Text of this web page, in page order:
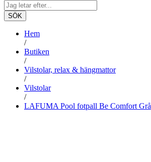
SÖK
Hem
/
Butiken
/
Vilstolar, relax & hängmattor
/
Vilstolar
/
LAFUMA Pool fotpall Be Comfort Grå